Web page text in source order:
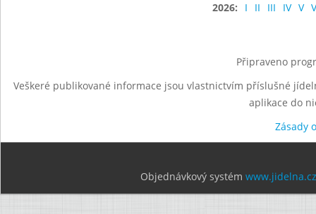
2026:
I II III IV V
Připraveno
Veškeré publikované informace jsou vlastnictvím příslušné
aplikace do
Zásady
Objednávkový systém www.jidelna.cz